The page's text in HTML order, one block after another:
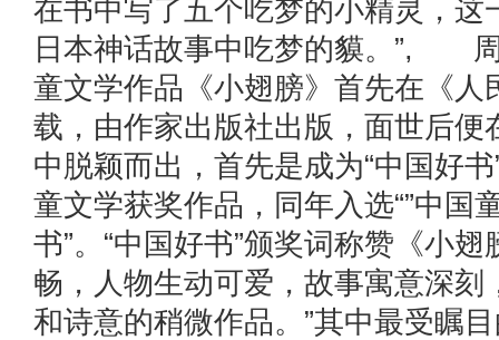
在书中写了五个吃梦的小精灵，这
日本神话故事中吃梦的貘。”,
童文学作品《小翅膀》首先在《人
载，由作家出版社出版，面世后便
中脱颖而出，首先是成为“中国好
童文学获奖作品，同年入选“”中国
书”。“中国好书”颁奖词称赞《小翅
畅，人物生动可爱，故事寓意深刻
和诗意的稍微作品。”其中最受瞩